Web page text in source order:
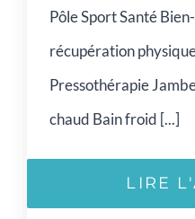
Pôle Sport Santé
récupération
Pressothérapie
chaud Bain froid [...]
LIRE